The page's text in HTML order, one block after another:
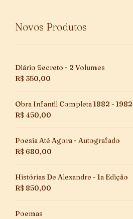
Novos Produtos
Diário Secreto - 2 Volumes
R$ 350,00
Obra Infantil Completa 1882 - 1982
R$ 450,00
Poesia Até Agora - Autografado
R$ 680,00
Histórias De Alexandre - 1a Edição
R$ 850,00
Poemas